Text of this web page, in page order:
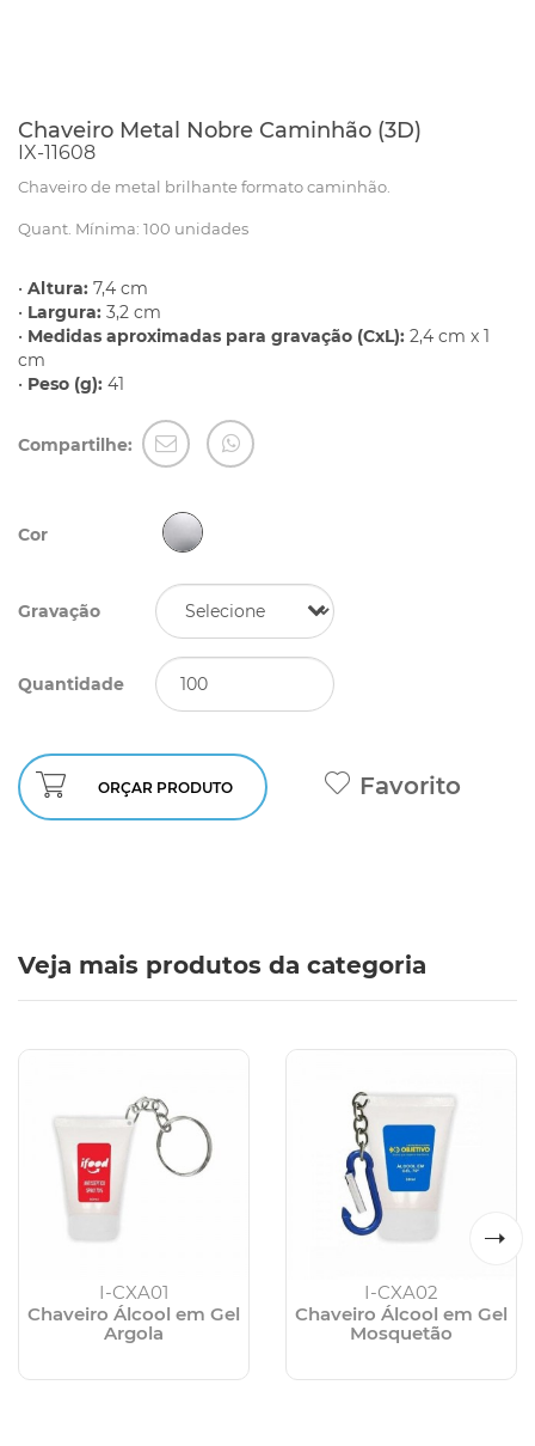
Chaveiro Metal Nobre Caminhão (3D)
IX-11608
Chaveiro de metal brilhante formato caminhão.
Quant. Mínima: 100 unidades
• Altura: 7,4 cm
• Largura: 3,2 cm
• Medidas aproximadas para gravação (CxL): 2,4 cm x 1
cm
• Peso (g): 41
Compartilhe:
Cor
Gravação
Quantidade
ORÇAR PRODUTO Favorito
Veja mais produtos da categoria
I-CXA01
Chaveiro Álcool em Gel
Argola
I-CXA02
Chaveiro Álcool em Gel
Mosquetão